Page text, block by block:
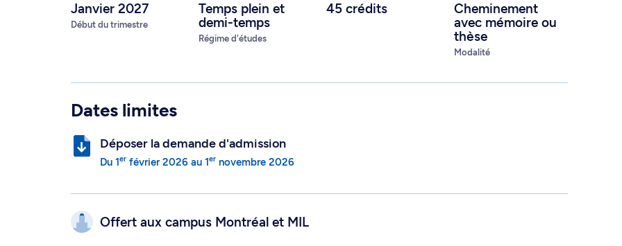
Janvier 2027
Début du trimestre
Temps plein et
demi-temps
Régime d'études
45 crédits
Cheminement
avec mémoire ou
thèse
Modalité
Dates limites
Déposer la demande d'admission
Du 1er février 2026 au 1er novembre 2026
Offert aux campus Montréal et MIL